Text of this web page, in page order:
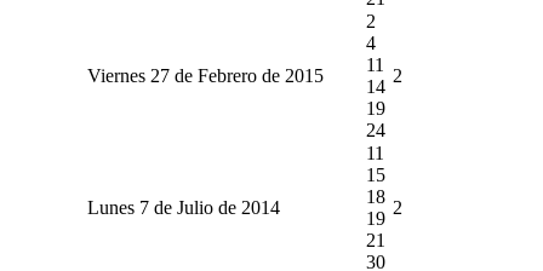
Viernes 27 de Febrero de 2015
2
4
11
14
19
24
2
Lunes 7 de Julio de 2014
11
15
18
19
21
30
2